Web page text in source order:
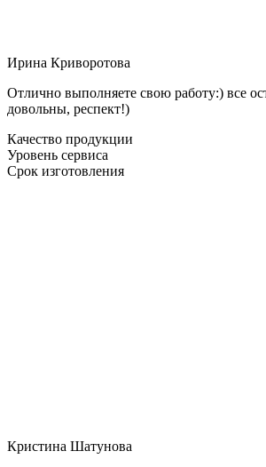
Ирина Криворотова
Отлично выполняете свою работу:) все
довольны, респект!)
Качество продукции
Уровень сервиса
Срок изготовления
Кристина Шатунова